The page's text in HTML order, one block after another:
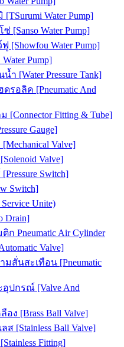
Water Pump]
[Sanso Water Pump]
[Showfou Water Pump]
Pump]
[Water Pressure Tank]
อลิค [Pneumatic And
Fitting & Tube]
Gauge]
Valve]
Valve]
Switch]
Switch]
Unite)
Drain]
Pneumatic Air Cylinder
Valve]
สั่นสะเทือน [Pneumatic
ปกรณ์ [Valve And
ง [Brass Ball Valve]
[Stainless Ball Valve]
Fitting]